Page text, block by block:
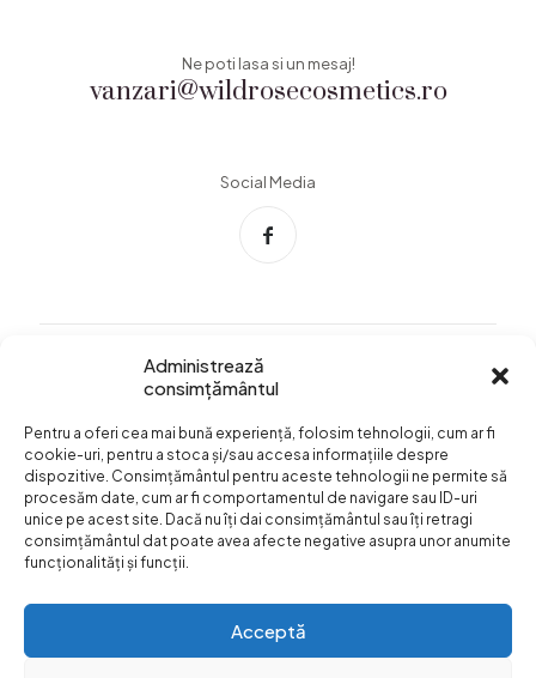
Administrează
consimțământul
Pentru a oferi cea mai bună experiență, folosim tehnologii, cum ar fi
cookie-uri, pentru a stoca și/sau accesa informațiile despre
dispozitive. Consimțământul pentru aceste tehnologii ne permite să
procesăm date, cum ar fi comportamentul de navigare sau ID-uri
unice pe acest site. Dacă nu îți dai consimțământul sau îți retragi
consimțământul dat poate avea afecte negative asupra unor anumite
funcționalități și funcții.
Acceptă
vanzari@wildrosecosmetics.ro
Ne poti lasa si un mesaj!
Social Media
Termeni si conditii
Confidentialitatea
datelor
Livrare si plata
Formular retur